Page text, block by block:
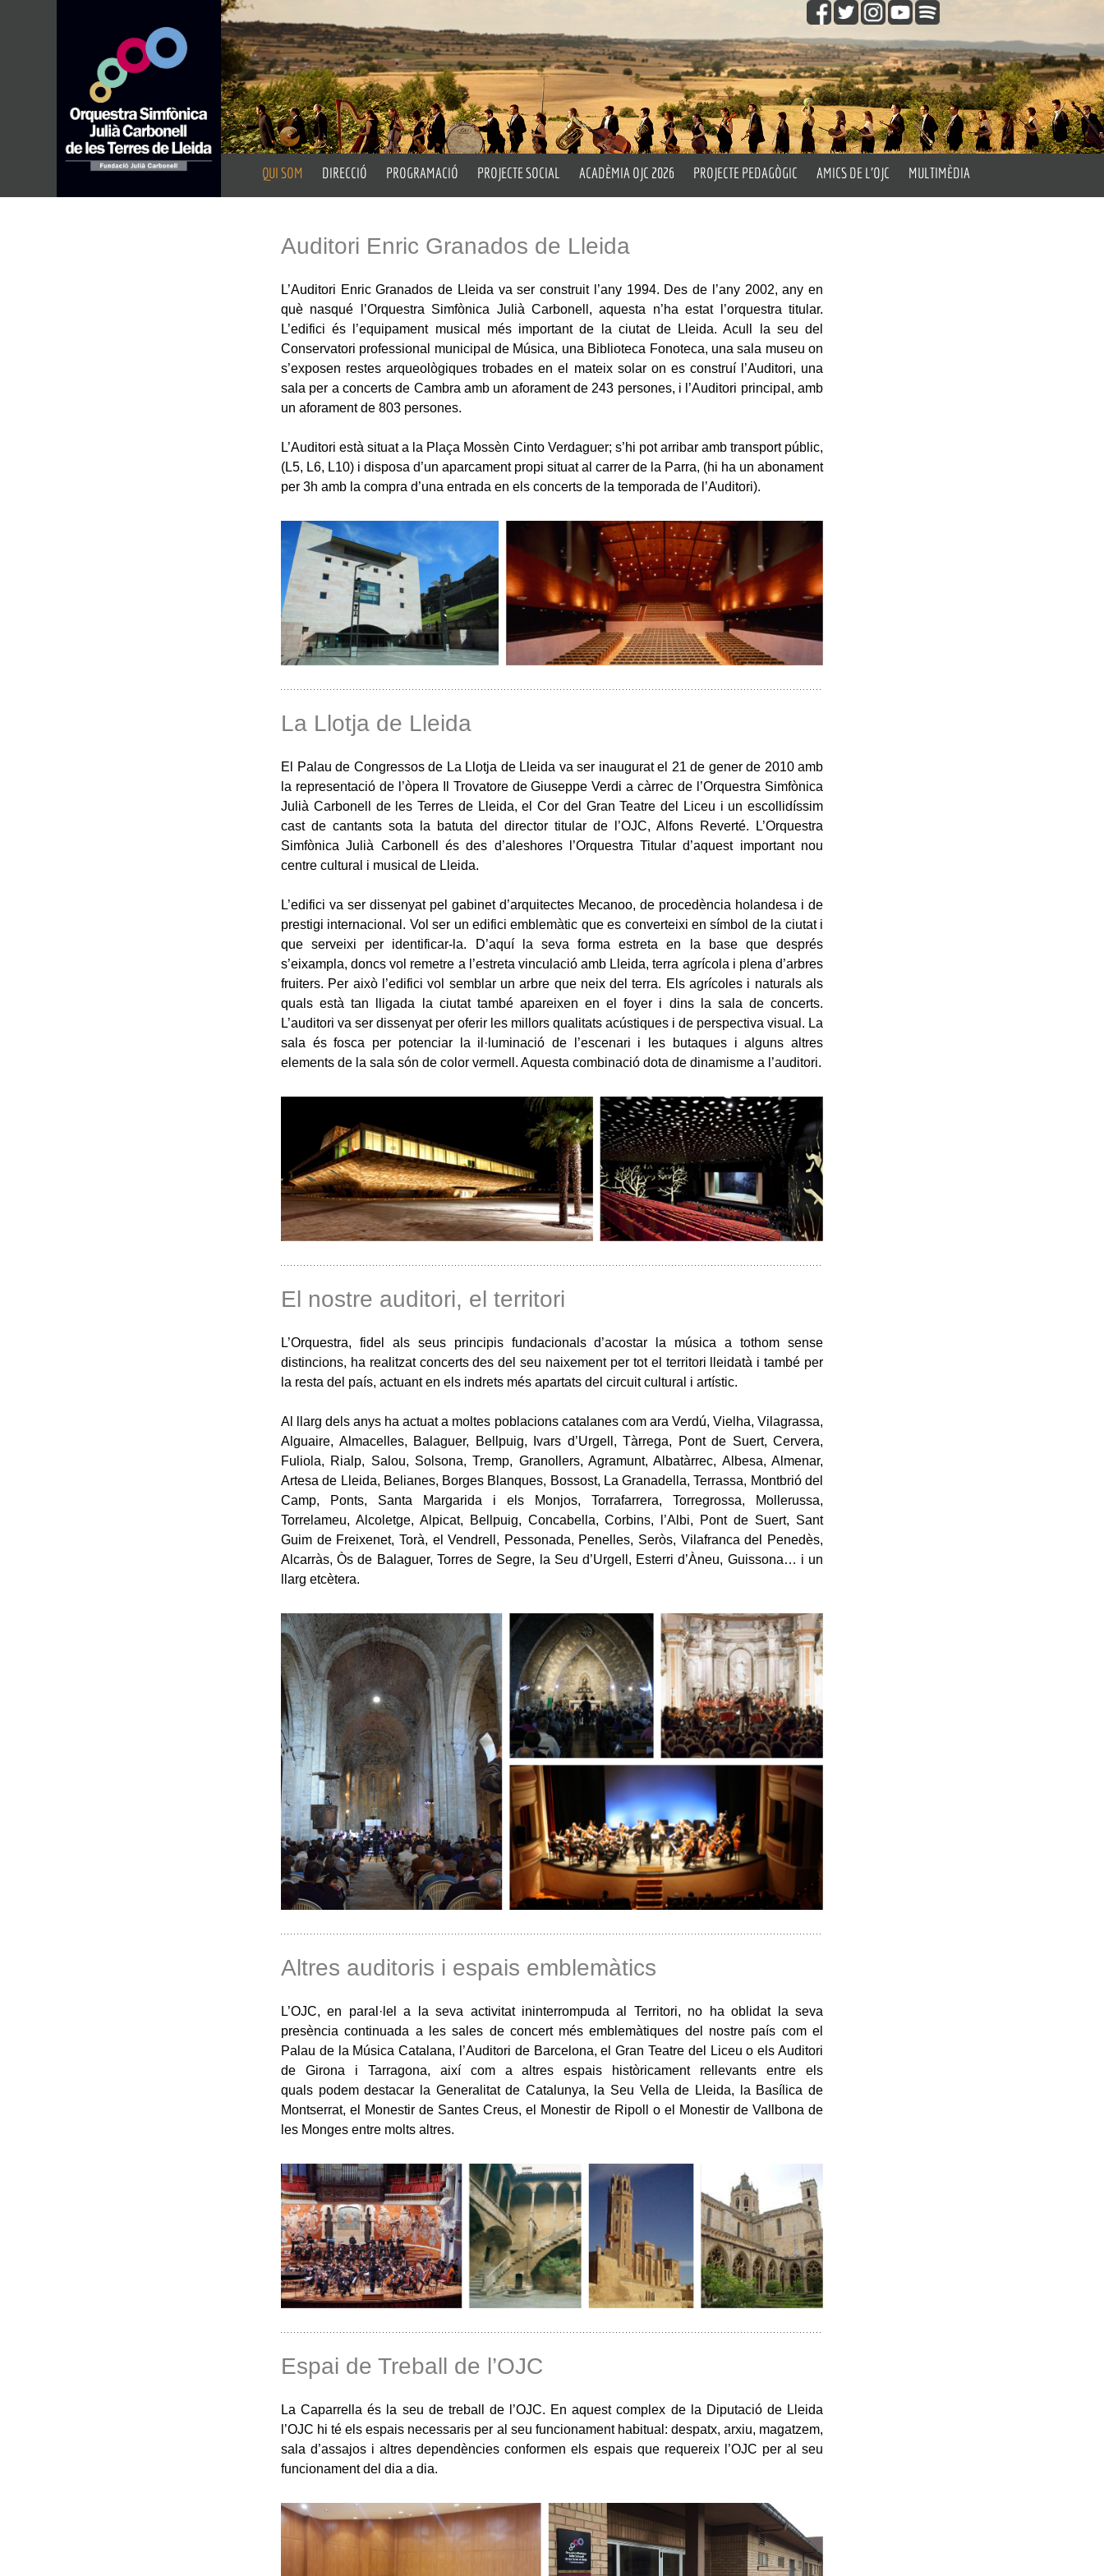
QUI SOM
Fundació Julià Carbonell
Portal de Transparència
DIRECCIÓ
Director Emèrit
PROGRAMACIÓ
Històric
PROJECTE SOCIAL
Drum Circle
ACADÈMIA OJC 2026 PROJECTE PEDAGÒGIC
OITL
AMICS DE L’OJC MULTIMÈDIA
Auditori Enric Granados de Lleida
L’Auditori Enric Granados de Lleida va ser construit l’any 1994. Des de l’any 2002, any en
què nasqué l’Orquestra Simfònica Julià Carbonell, aquesta n’ha estat l’orquestra titular.
L’edifici és l’equipament musical més important de la ciutat de Lleida. Acull la seu del
Conservatori professional municipal de Música, una Biblioteca Fonoteca, una sala museu on
s’exposen restes arqueològiques trobades en el mateix solar on es construí l’Auditori, una
sala per a concerts de Cambra amb un aforament de 243 persones, i l’Auditori principal, amb
un aforament de 803 persones.
L’Auditori està situat a la Plaça Mossèn Cinto Verdaguer; s’hi pot arribar amb transport públic,
(L5, L6, L10) i disposa d’un aparcament propi situat al carrer de la Parra, (hi ha un abonament
per 3h amb la compra d’una entrada en els concerts de la temporada de l’Auditori).
La Llotja de Lleida
El Palau de Congressos de La Llotja de Lleida va ser inaugurat el 21 de gener de 2010 amb
la representació de l’òpera Il Trovatore de Giuseppe Verdi a càrrec de l’Orquestra Simfònica
Julià Carbonell de les Terres de Lleida, el Cor del Gran Teatre del Liceu i un escollidíssim
cast de cantants sota la batuta del director titular de l’OJC, Alfons Reverté. L’Orquestra
Simfònica Julià Carbonell és des d’aleshores l’Orquestra Titular d’aquest important nou
centre cultural i musical de Lleida.
L’edifici va ser dissenyat pel gabinet d’arquitectes Mecanoo, de procedència holandesa i de
prestigi internacional. Vol ser un edifici emblemàtic que es converteixi en símbol de la ciutat i
que serveixi per identificar-la. D’aquí la seva forma estreta en la base que després
s’eixampla, doncs vol remetre a l’estreta vinculació amb Lleida, terra agrícola i plena d’arbres
fruiters. Per això l’edifici vol semblar un arbre que neix del terra. Els agrícoles i naturals als
quals està tan lligada la ciutat també apareixen en el foyer i dins la sala de concerts.
L’auditori va ser dissenyat per oferir les millors qualitats acústiques i de perspectiva visual. La
sala és fosca per potenciar la il·luminació de l’escenari i les butaques i alguns altres
elements de la sala són de color vermell. Aquesta combinació dota de dinamisme a l’auditori.
El nostre auditori, el territori
L’Orquestra, fidel als seus principis fundacionals d’acostar la música a tothom sense
distincions, ha realitzat concerts des del seu naixement per tot el territori lleidatà i també per
la resta del país, actuant en els indrets més apartats del circuit cultural i artístic.
Al llarg dels anys ha actuat a moltes poblacions catalanes com ara Verdú, Vielha, Vilagrassa,
Alguaire, Almacelles, Balaguer, Bellpuig, Ivars d’Urgell, Tàrrega, Pont de Suert, Cervera,
Fuliola, Rialp, Salou, Solsona, Tremp, Granollers, Agramunt, Albatàrrec, Albesa, Almenar,
Artesa de Lleida, Belianes, Borges Blanques, Bossost, La Granadella, Terrassa, Montbrió del
Camp, Ponts, Santa Margarida i els Monjos, Torrafarrera, Torregrossa, Mollerussa,
Torrelameu, Alcoletge, Alpicat, Bellpuig, Concabella, Corbins, l’Albi, Pont de Suert, Sant
Guim de Freixenet, Torà, el Vendrell, Pessonada, Penelles, Seròs, Vilafranca del Penedès,
Alcarràs, Òs de Balaguer, Torres de Segre, la Seu d’Urgell, Esterri d’Àneu, Guissona… i un
llarg etcètera.
Altres auditoris i espais emblemàtics
L’OJC, en paral·lel a la seva activitat ininterrompuda al Territori, no ha oblidat la seva
presència continuada a les sales de concert més emblemàtiques del nostre país com el
Palau de la Música Catalana, l’Auditori de Barcelona, el Gran Teatre del Liceu o els Auditori
de Girona i Tarragona, així com a altres espais històricament rellevants entre els
quals podem destacar la Generalitat de Catalunya, la Seu Vella de Lleida, la Basílica de
Montserrat, el Monestir de Santes Creus, el Monestir de Ripoll o el Monestir de Vallbona de
les Monges entre molts altres.
Espai de Treball de l’OJC
La Caparrella és la seu de treball de l’OJC. En aquest complex de la Diputació de Lleida
l’OJC hi té els espais necessaris per al seu funcionament habitual: despatx, arxiu, magatzem,
sala d’assajos i altres dependències conformen els espais que requereix l’OJC per al seu
funcionament del dia a dia.